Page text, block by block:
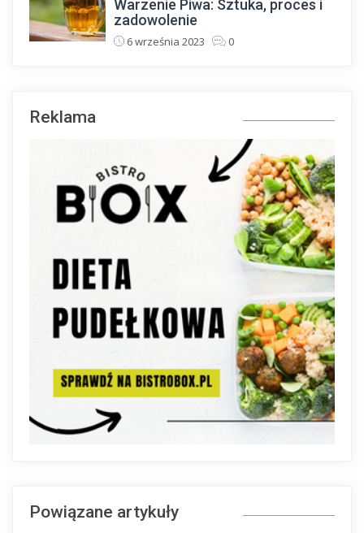
Warzenie Piwa: Sztuka, proces i
zadowolenie
6 września 2023 0
Reklama
Powiązane artykuły